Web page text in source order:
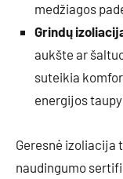
medžiagos
Grindų
aukšte ar
suteikia
energijos
Geresnė izoliacija
naudingumo